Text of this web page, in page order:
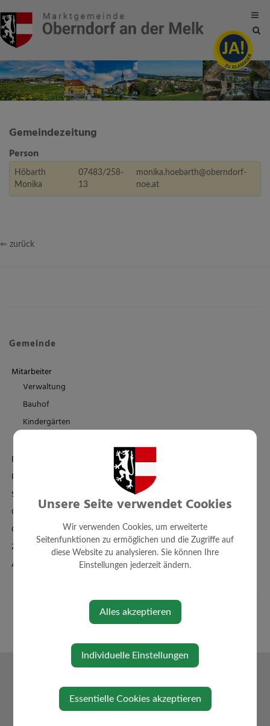
Site
Gemeindezeitung
Person
Höbarth
Monika
07483/258-
13
monika.hoebarth@oberndorf-
noe.at
⇐ zurück
Gemeinde
Mitarbeiter
Verwaltung
Bauhof
Kindergärten
Einrichtungen
Politik
Standesamt
Ortsplan - FWP - BPL
Örtl. Entwicklungskonzept
Zahlen + Fakten
Amtssignatur
Unsere Seite verwendet Cookies
Wir verwenden Cookies, um erweiterte
Seitenfunktionen zu ermöglichen und die Zugriffe auf
diese Website zu analysieren. Sie können Ihre
Einstellungen jederzeit ändern.
Alles akzeptieren
Individuelle Einstellungen
Essentielle Cookies akzeptieren